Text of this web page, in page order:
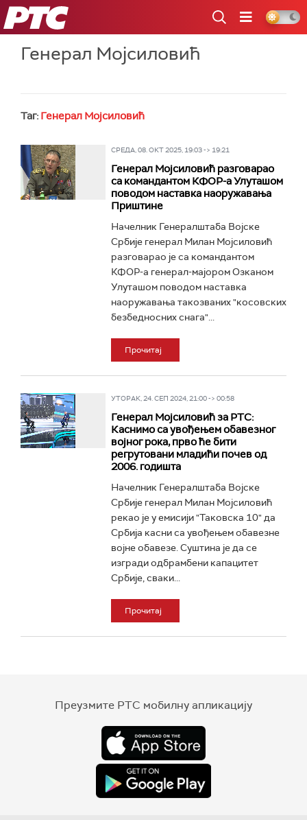
РТС
Генерал Мојсиловић
Таг: Генерал Мојсиловић
СРЕДА, 08. ОКТ 2025, 19:03 -> 19:21
Генерал Мојсиловић разговарао
са командантом КФОР-а Улуташом
поводом наставка наоружавања
Приштине
Начелник Генералштаба Војске
Србије генерал Милан Мојсиловић
разговарао је са командантом
КФОР-а генерал-мајором Озканом
Улуташом поводом наставка
наоружавања такозваних "косовских
безбедносних снага"...
Прочитај
УТОРАК, 24. СЕП 2024, 21:00 -> 00:58
Генерал Мојсиловић за РТС:
Каснимо са увођењем обавезног
војног рока, прво ћe бити
регрутовани младићи почев од
2006. годишта
Начелник Генералштаба Војске
Србије генерал Милан Мојсиловић
рекао је у емисији "Таковска 10" да
Србија касни са увођењем обавезне
војне обавезе. Суштина је да се
изгради одбрамбени капацитет
Србије, сваки...
Прочитај
Преузмите РТС мобилну апликацију